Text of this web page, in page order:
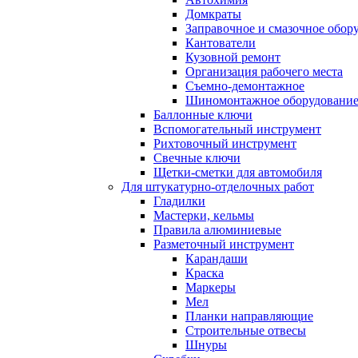
Домкраты
Заправочное и смазочное
Кантователи
Кузовной ремонт
Организация рабочего места
Съемно-демонтажное
Шиномонтажное оборудование
Баллонные ключи
Вспомогательный инструмент
Рихтовочный инструмент
Свечные ключи
Щетки-сметки для автомобиля
Для штукатурно-отделочных работ
Гладилки
Мастерки, кельмы
Правила алюминиевые
Разметочный инструмент
Карандаши
Краска
Маркеры
Мел
Планки направляющие
Строительные отвесы
Шнуры